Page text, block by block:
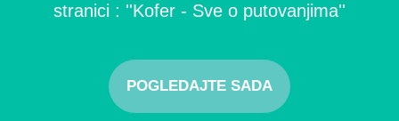
stranici : ''Kofer - Sve o putovanjima''
POGLEDAJTE SADA